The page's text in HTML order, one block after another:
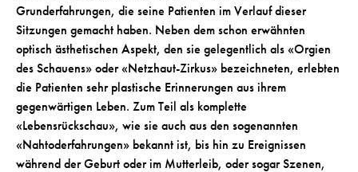
Grunderfahrungen, die seine Patienten im Verlauf dieser
Sitzungen gemacht haben. Neben dem schon erwähnten
optisch ästhetischen Aspekt, den sie gelegentlich als «Orgien
des Schauens» oder «Netzhaut-Zirkus» bezeichneten, erlebten
die Patienten sehr plastische Erinnerungen aus ihrem
gegenwärtigen Leben. Zum Teil als komplette
«Lebensrückschau», wie sie auch aus den sogenannten
«Nahtoderfahrungen» bekannt ist, bis hin zu Ereignissen
während der Geburt oder im Mutterleib, oder sogar Szenen,